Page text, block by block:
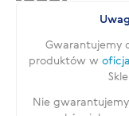
Gwarantujemy
produktów w
Nie